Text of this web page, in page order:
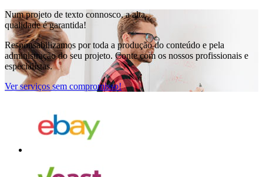
Num projeto de texto connosco, a alta
qualidade é garantida!
Responsabilizamos por toda a produção do conteúdo e pela
administração do seu projeto. Conte com os nossos profissionais e
especialistas.
Ver serviços sem compromisso!